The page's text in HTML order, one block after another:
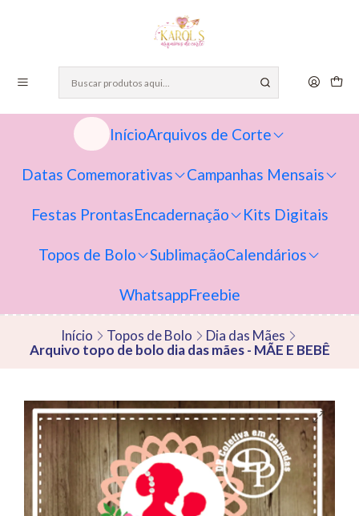
InícioArquivos de Corte
Datas Comemorativas Campanhas Mensais
Festas ProntasEncadernação Kits Digitais
Topos de Bolo SublimaçãoCalendários
WhatsappFreebie
Início Topos de Bolo
Dia das Mães
Arquivo topo de bolo dia das mães - MÃE E BEBÊ